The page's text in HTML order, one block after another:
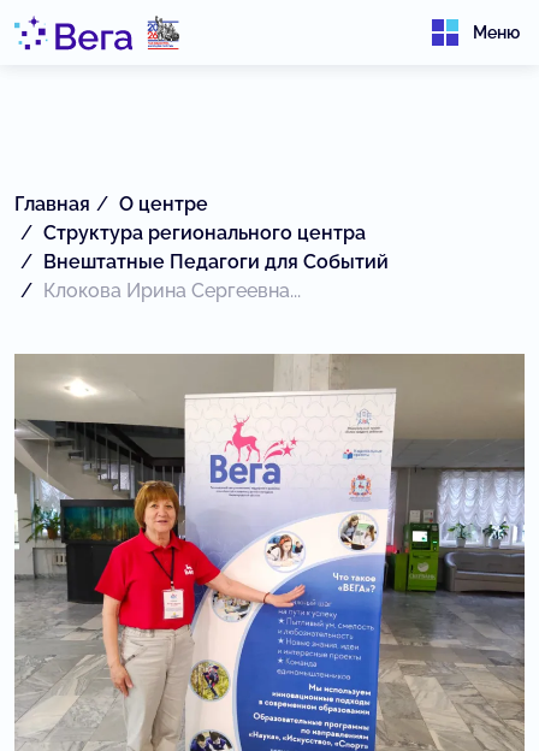
Меню
Главная
О центре
Структура регионального центра
Внештатные Педагоги для Событий
Клокова Ирина Сергеевна...